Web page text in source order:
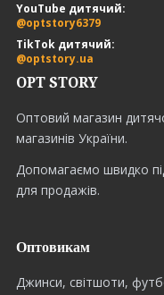
OPT STORY
Оптовий магазин
магазинів України.
Допомагаємо швидко
для продажів.
Оптовикам
Джинси, світшоти,
YouTube дитячий:
@optstory6379
TikTok дитячий:
@optstory.ua